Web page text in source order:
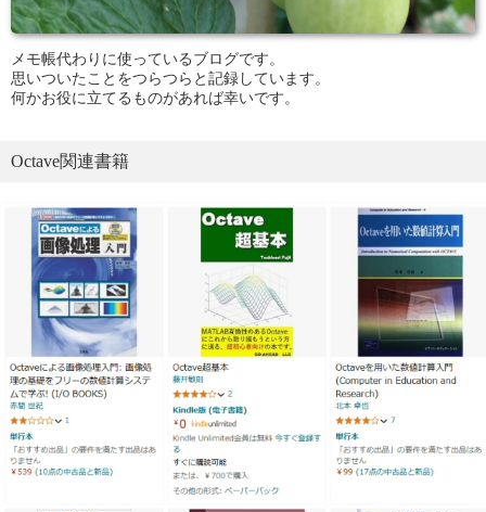
メモ帳代わりに使っているブログです。
思いついたことをつらつらと記録しています。
何かお役に立てるものがあれば幸いです。
Octave関連書籍